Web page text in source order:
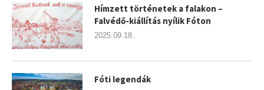
Hímzett történetek a falakon –
Falvédő-kiállítás nyílik Fóton
2025.09.18.
Fóti legendák